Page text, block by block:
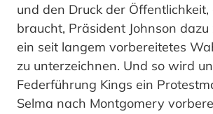
und den Druck der Öffentlichkeit,
braucht, Präsident Johnson
ein seit langem vorbereitetes
zu unterzeichnen. Und so wird
Federführung Kings ein
Selma nach Montgomery